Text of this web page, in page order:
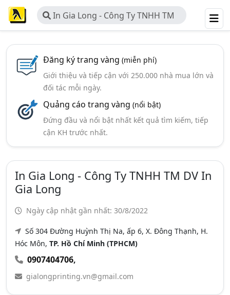
In Gia Long - Công Ty TNHH TM
DV In Gia Long
Đăng ký trang vàng (miễn phí)
Giới thiệu và tiếp cận với 250.000 nhà mua lớn và
đối tác mỗi ngày.
Quảng cáo trang vàng (nổi bật)
Đứng đầu và nổi bật nhất kết quả tìm kiếm, tiếp
cận KH trước nhất.
In Gia Long - Công Ty TNHH TM DV In
Gia Long
Ngày cập nhật gần nhất: 30/8/2022
Số 304 Đường Huỳnh Thị Na, ấp 6, X. Đông Thạnh, H.
Hóc Môn, TP. Hồ Chí Minh (TPHCM)
0907404706,
gialongprinting.vn@gmail.com